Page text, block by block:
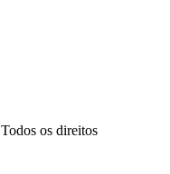
Todos os direitos